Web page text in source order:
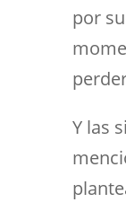
por
Y las